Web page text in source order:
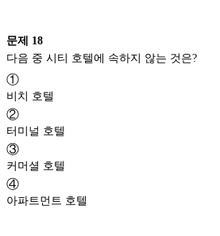
문제 18
다음 중 시티 호텔에 속하지 않는 것은?
①
비치 호텔
②
터미널 호텔
③
커머셜 호텔
④
아파트먼트 호텔